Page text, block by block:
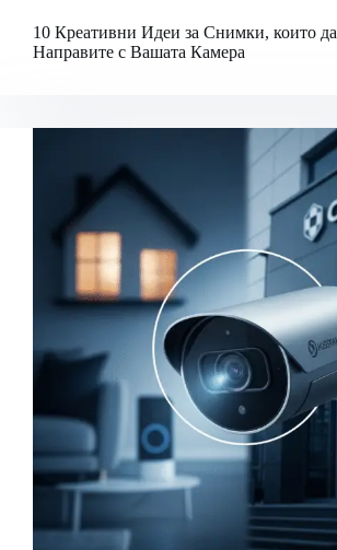
10 Креативни Идеи за Снимки, които да
Направите с Вашата Камера